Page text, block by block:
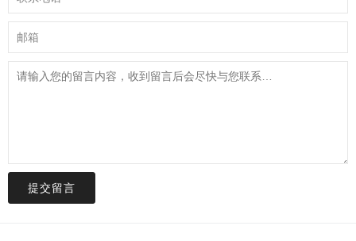
提交留言